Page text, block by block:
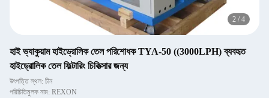
2 / 4
হাই ভ্যাকুয়াম হাইড্রোলিক তেল পরিশোধক TYA-50 ((3000LPH) ব্যবহৃত
হাইড্রোলিক তেল ফিল্টারিং চিকিত্সার জন্য
উৎপত্তি স্থল: চীন
পরিচিতিমুলক নাম: REXON